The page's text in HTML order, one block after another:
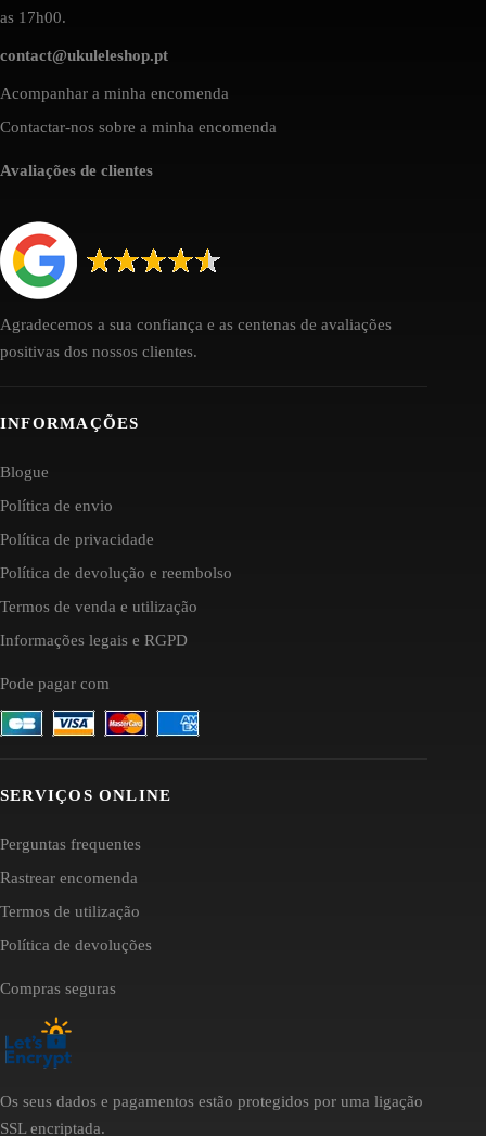
as 17h00.
contact@ukuleleshop.pt
Acompanhar a minha encomenda
Contactar-nos sobre a minha encomenda
Avaliações de clientes
Agradecemos a sua confiança e as centenas de avaliações
positivas dos nossos clientes.
INFORMAÇÕES
Blogue
Política de envio
Política de privacidade
Política de devolução e reembolso
Termos de venda e utilização
Informações legais e RGPD
Pode pagar com
SERVIÇOS ONLINE
Perguntas frequentes
Rastrear encomenda
Termos de utilização
Política de devoluções
Compras seguras
Os seus dados e pagamentos estão protegidos por uma ligação
SSL encriptada.